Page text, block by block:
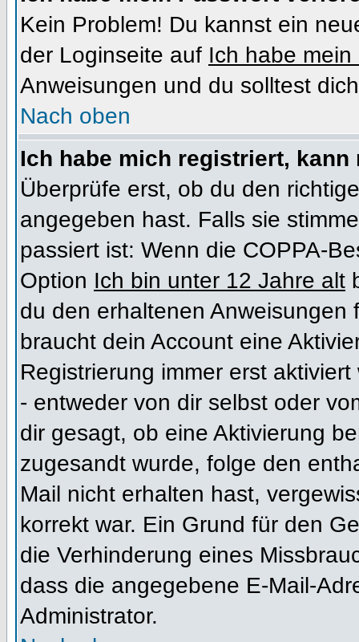
Kein Problem! Du kannst ein
der Loginseite auf Ich habe
Anweisungen und du solltest
Nach oben
Ich habe mich registriert,
Überprüfe erst, ob du den
angegeben hast. Falls sie
passiert ist: Wenn die COPPA-
Option Ich bin unter 12 Jahre alt
du den erhaltenen
braucht dein Account eine
Registrierung immer erst
- entweder von dir selbst oder
dir gesagt, ob eine Aktivierung
zugesandt wurde, folge den
Mail nicht erhalten hast,
korrekt war. Ein Grund für den
die Verhinderung eines
dass die angegebene E-Mail-
Administrator.